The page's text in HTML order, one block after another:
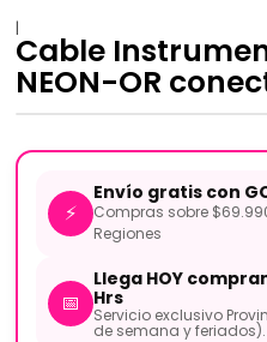
|
Cable
NEON-OR
⚡
Envío gratis con
Compras sobre
Regiones
📅
Llega HOY
Hrs
Servicio exclusivo
de semana y feriados).